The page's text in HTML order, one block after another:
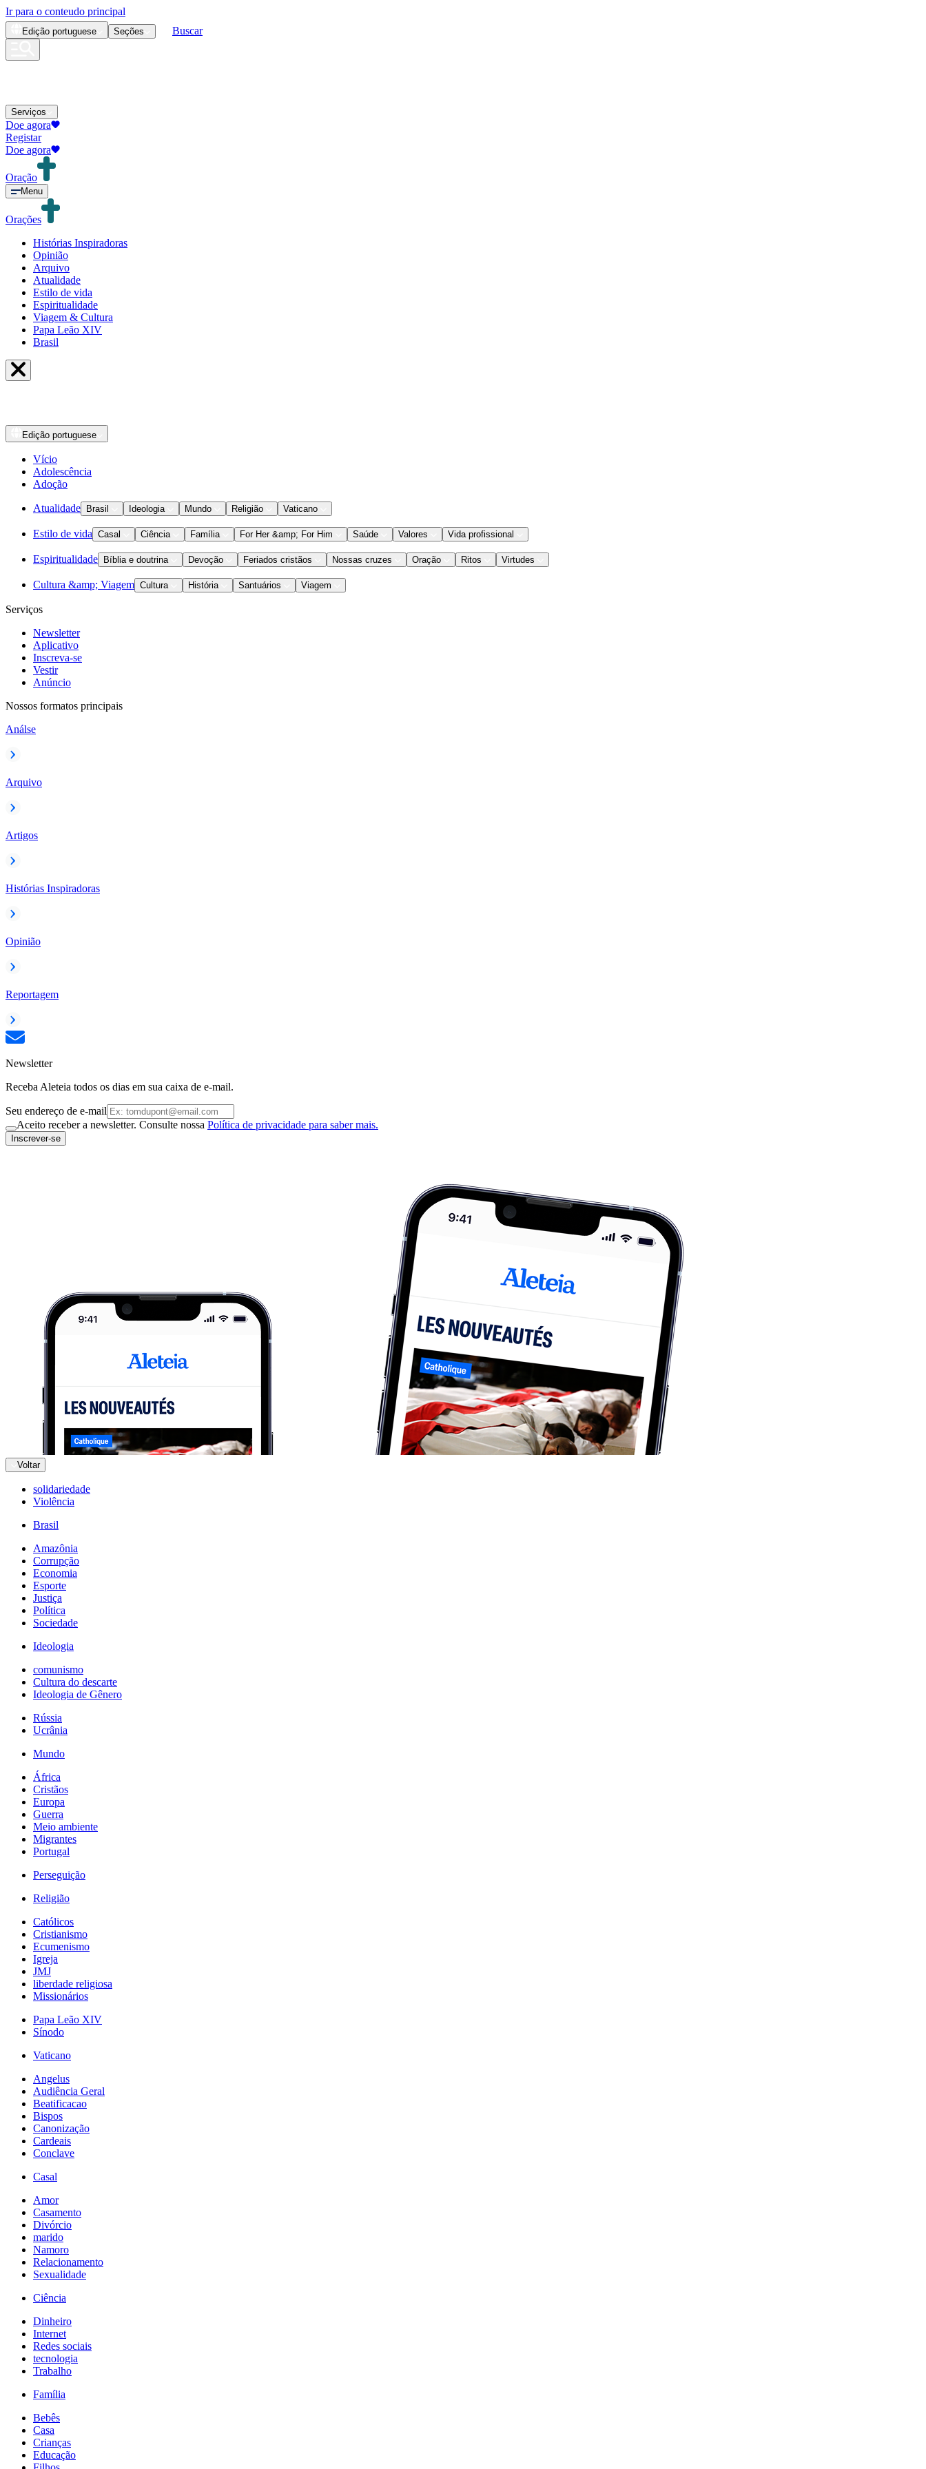
Ir para o conteudo principal
Edição portuguese Seções Buscar
Serviços
Doe agora
Registar
Doe agora
Oração
Menu
Orações
Histórias Inspiradoras
Opinião
Arquivo
Atualidade
Estilo de vida
Espiritualidade
Viagem & Cultura
Papa Leão XIV
Brasil
Edição portuguese
Vício
Adolescência
Adoção
Atualidade Brasil Ideologia Mundo Religião Vaticano
Estilo de vida Casal Ciência Família For Her &amp; For Him Saúde Valores Vida profissional
Espiritualidade Bíblia e doutrina Devoção Feriados cristãos Nossas cruzes Oração Ritos Virtudes
Cultura &amp; Viagem Cultura História Santuários Viagem
Serviços
Newsletter
Aplicativo
Inscreva-se
Vestir
Anúncio
Nossos formatos principais
Análse
Arquivo
Artigos
Histórias Inspiradoras
Opinião
Reportagem
Newsletter
Receba Aleteia todos os dias em sua caixa de e-mail.
Seu endereço de e-mail
Aceito receber a newsletter. Consulte nossa Política de privacidade para saber mais.
Inscrever-se
Voltar
solidariedade
Violência
Brasil
Amazônia
Corrupção
Economia
Esporte
Justiça
Política
Sociedade
Ideologia
comunismo
Cultura do descarte
Ideologia de Gênero
Rússia
Ucrânia
Mundo
África
Cristãos
Europa
Guerra
Meio ambiente
Migrantes
Portugal
Perseguição
Religião
Católicos
Cristianismo
Ecumenismo
Igreja
JMJ
liberdade religiosa
Missionários
Papa Leão XIV
Sínodo
Vaticano
Angelus
Audiência Geral
Beatificacao
Bispos
Canonização
Cardeais
Conclave
Casal
Amor
Casamento
Divórcio
marido
Namoro
Relacionamento
Sexualidade
Ciência
Dinheiro
Internet
Redes sociais
tecnologia
Trabalho
Família
Bebês
Casa
Crianças
Educação